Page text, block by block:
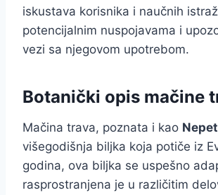
iskustava korisnika i naučnih
potencijalnim nuspojavama i
vezi sa njegovom upotrebom.
Botanički opis mačine
Mačina trava, poznata i kao
višegodišnja biljka koja potiče iz
godina, ova biljka se uspešno
rasprostranjena je u različitim